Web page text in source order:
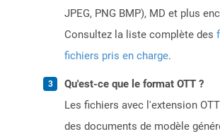
JPEG, PNG BMP), MD et plus
Consultez la liste complète des
fichiers pris en charge.
Qu'est-ce que le format OTT ?
Les fichiers avec l'extension
des documents de modèle